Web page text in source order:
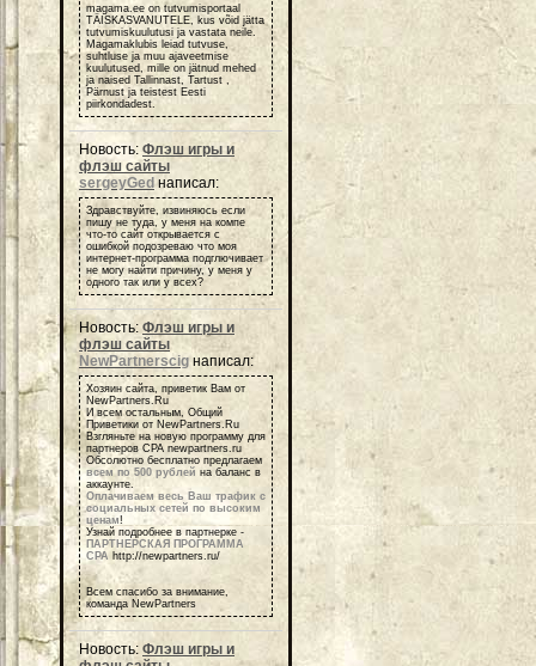
magama.ee on tutvumisportaal
TÄISKASVANUTELE, kus võid jätta
tutvumiskuulutusi ja vastata neile.
Magamaklubis leiad tutvuse,
suhtluse ja muu ajaveetmise
kuulutused, mille on jätnud mehed
ja naised Tallinnast, Tartust ,
Pärnust ja teistest Eesti
piirkondadest.
Новость: Флэш игры и
флэш сайты
sergeyGed написал:
Здравствуйте, извиняюсь если
пишу не туда, у меня на компе
что-то сайт открывается с
ошибкой подозреваю что моя
интернет-программа подглючивает
не могу найти причину, у меня у
одного так или у всех?
Новость: Флэш игры и
флэш сайты
NewPartnerscig написал:
Хозяин сайта, приветик Вам от
NewPartners.Ru
И всем остальным, Общий
Приветики от NewPartners.Ru
Взгляньте на новую программу для
партнеров СРА newpartners.ru
Обсолютно бесплатно предлагаем
всем по 500 рублей на баланс в
аккаунте.
Оплачиваем весь Ваш трафик с
социальных сетей по высоким
ценам!
Узнай подробнее в партнерке -
ПАРТНЕРСКАЯ ПРОГРАММА
СРА http://newpartners.ru/
Всем спасибо за внимание,
команда NewPartners
Новость: Флэш игры и